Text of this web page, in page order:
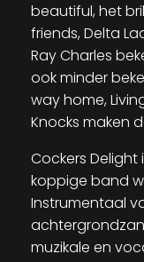
beautiful, het
friends, Delta
Ray Charles
ook minder
way home,
Knocks maken
Cockers Delight
koppige band
Instrumentaal
muzikale en